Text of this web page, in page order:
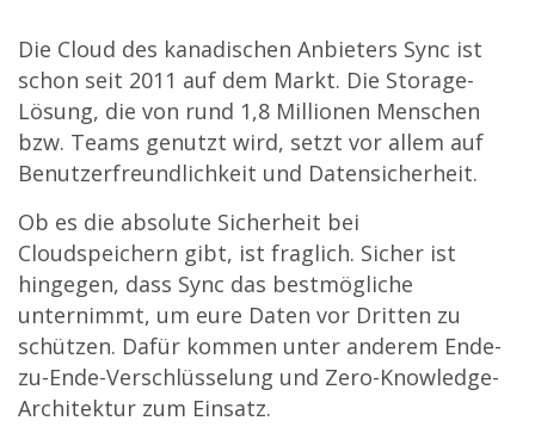
Die Cloud des kanadischen Anbieters Sync ist
schon seit 2011 auf dem Markt. Die Storage-
Lösung, die von rund 1,8 Millionen Menschen
bzw. Teams genutzt wird, setzt vor allem auf
Benutzerfreundlichkeit und Datensicherheit.
Ob es die absolute Sicherheit bei
Cloudspeichern gibt, ist fraglich. Sicher ist
hingegen, dass Sync das bestmögliche
unternimmt, um eure Daten vor Dritten zu
schützen. Dafür kommen unter anderem Ende-
zu-Ende-Verschlüsselung und Zero-Knowledge-
Architektur zum Einsatz.